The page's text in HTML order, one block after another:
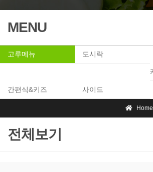
MENU
고루메뉴 도시락
간편식&키즈 사이드
Home
전체보기